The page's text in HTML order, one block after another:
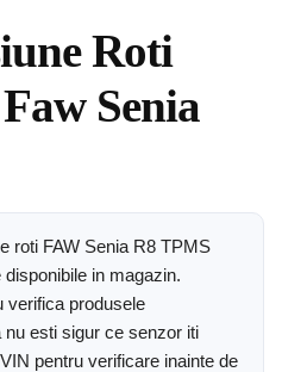
Roti
Senia
roti FAW Senia R8 TPMS
in magazin.
verifica produsele
esti sigur ce senzor iti
pentru verificare inainte de